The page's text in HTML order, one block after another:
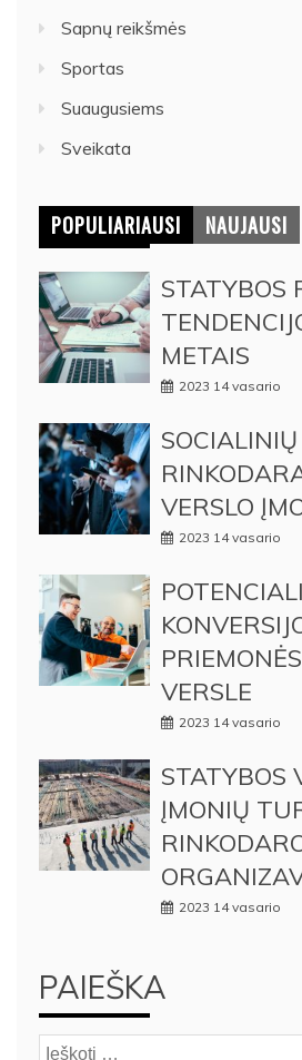
Sapnų reikšmės
Sportas
Suaugusiems
Sveikata
POPULIARIAUSI NAUJAUSI
STATYBOS
METAIS
2023 14 vasario
VERSLO
2023 14 vasario
VERSLE
2023 14 vasario
STATYBOS
ĮMONIŲ
2023 14 vasario
PAIEŠKA
Ieškoti: